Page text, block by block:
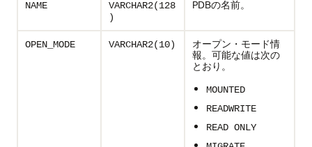
NAME
VARCHAR2(128
)
PDBの名前。
OPEN_MODE VARCHAR2(10)
オープン・モード情
報。可能な値は次の
とおり。
MOUNTED
READWRITE
READ ONLY